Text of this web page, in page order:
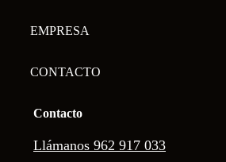
EMPRESA
CONTACTO
Contacto
Llámanos 962 917 033